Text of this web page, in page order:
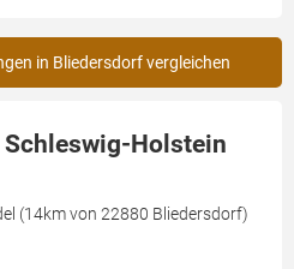
in Bliedersdorf vergleichen
Schleswig-Holstein
(14km von 22880 Bliedersdorf)